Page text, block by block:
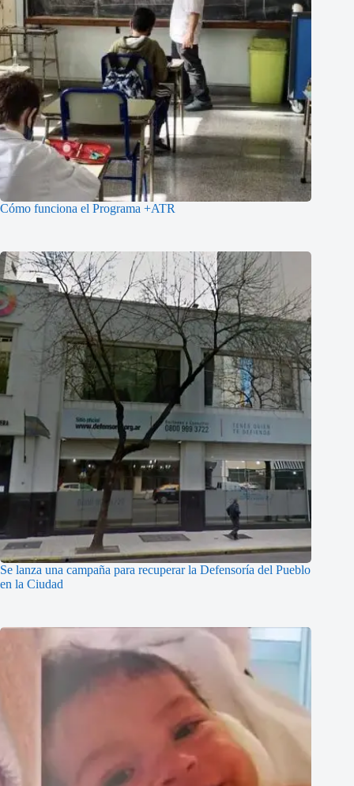
Cómo funciona el Programa +ATR
Se lanza una campaña para recuperar la Defensoría del Pueblo
en la Ciudad